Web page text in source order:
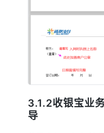
3.1.2收银宝业
导